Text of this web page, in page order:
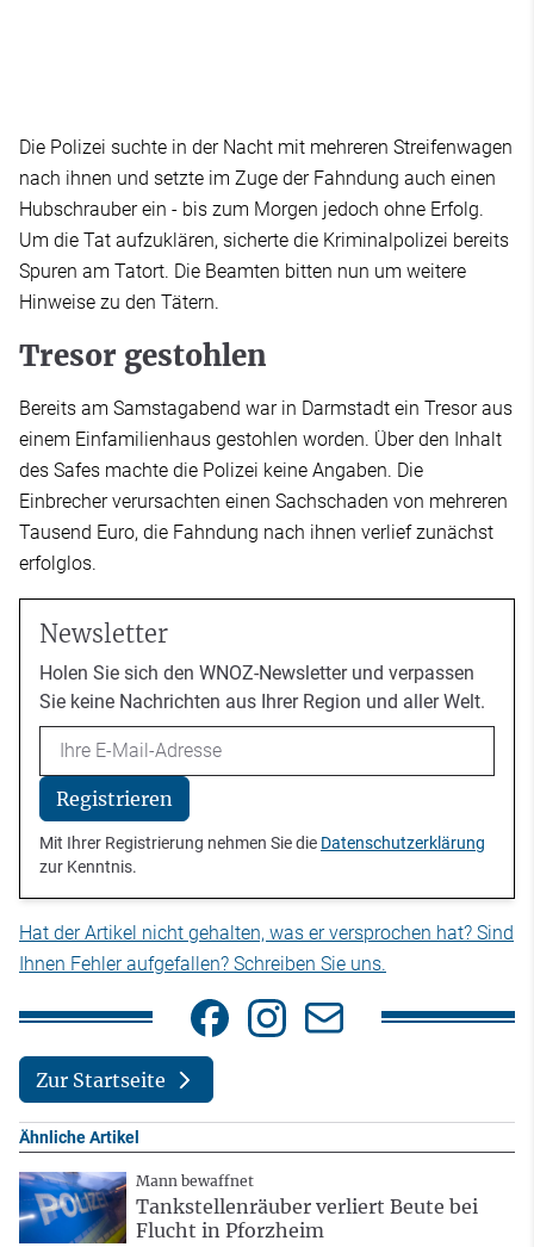
Die Polizei suchte in der Nacht mit mehreren Streifenwagen
nach ihnen und setzte im Zuge der Fahndung auch einen
Hubschrauber ein - bis zum Morgen jedoch ohne Erfolg.
Um die Tat aufzuklären, sicherte die Kriminalpolizei bereits
Spuren am Tatort. Die Beamten bitten nun um weitere
Hinweise zu den Tätern.
Tresor gestohlen
Bereits am Samstagabend war in Darmstadt ein Tresor aus
einem Einfamilienhaus gestohlen worden. Über den Inhalt
des Safes machte die Polizei keine Angaben. Die
Einbrecher verursachten einen Sachschaden von mehreren
Tausend Euro, die Fahndung nach ihnen verlief zunächst
erfolglos.
Newsletter
Holen Sie sich den WNOZ-Newsletter und verpassen
Sie keine Nachrichten aus Ihrer Region und aller Welt.
Email
Registrieren
Mit Ihrer Registrierung nehmen Sie die Datenschutzerklärung
zur Kenntnis.
Hat der Artikel nicht gehalten, was er versprochen hat? Sind
Ihnen Fehler aufgefallen? Schreiben Sie uns.
Zur Startseite
Ähnliche Artikel
Mann bewaffnet
Tankstellenräuber verliert Beute bei
Flucht in Pforzheim